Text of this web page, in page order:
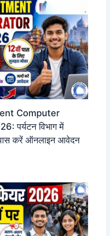
Computer
पर्यटन विभाग में
पास करें ऑनलाइन आवेदन